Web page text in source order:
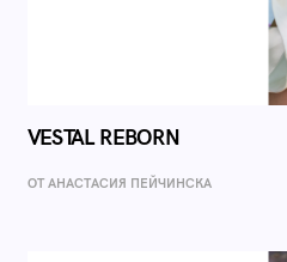
VESTAL REBORN
ОТ AНАСТАСИЯ ПЕЙЧИНСКА